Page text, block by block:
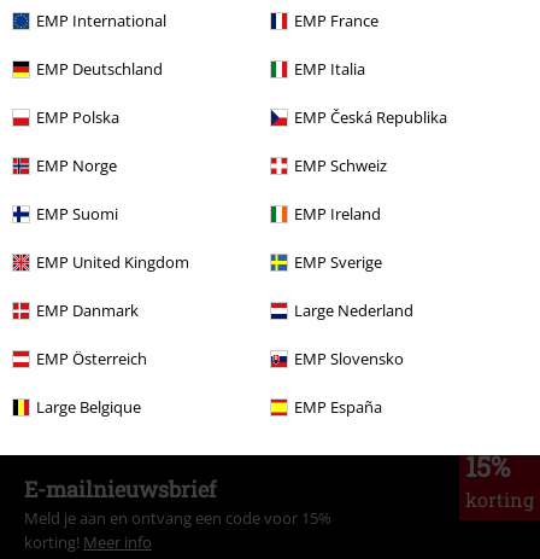
EMP International EMP France
EMP Deutschland EMP Italia
EMP Polska EMP Česká Republika
EMP Norge EMP Schweiz
EMP Suomi EMP Ireland
EMP United Kingdom EMP Sverige
EMP Danmark Large Nederland
EMP Österreich EMP Slovensko
Large Belgique EMP España
Meer categorieën. Meer opties.
Vrouwen Exclusief
Vrouwen Kleding T-shirts en tops T-shirts
Entertainment
Sale % Vrouwen T-shirts en tops T-shirts
Nieuw Kleding T-shirts en tops T-shirts
15%
korting
E-mailnieuwsbrief
Meld je aan en ontvang een code voor 15%
korting! Meer info